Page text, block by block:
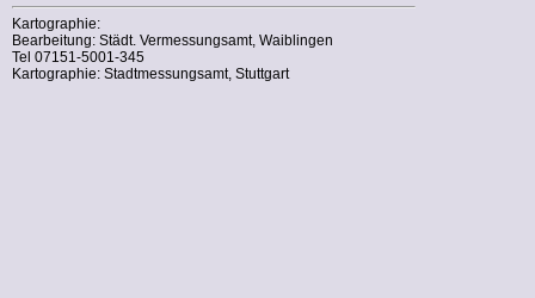
Kartographie:
Bearbeitung: Städt. Vermessungsamt, Waiblingen
Tel 07151-5001-345
Kartographie: Stadtmessungsamt, Stuttgart